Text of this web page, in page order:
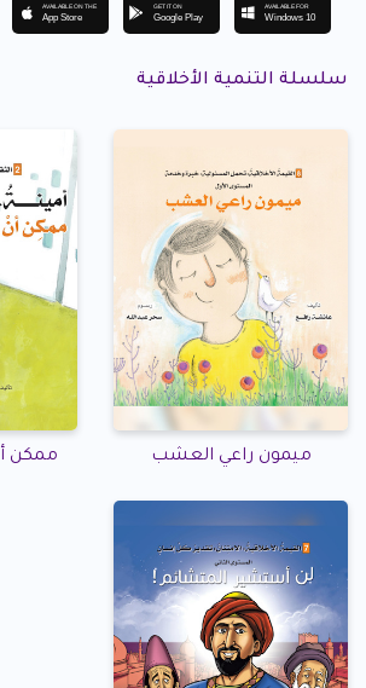
AVAILABLE ON THE
App Store
GET IT ON
Google Play
AVAILABLE FOR
Windows 10
سلسلة التنمية الأخلاقية
ميمون راعي العشب ممكن